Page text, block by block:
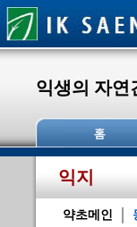
익생의 자연
익지
약초메인